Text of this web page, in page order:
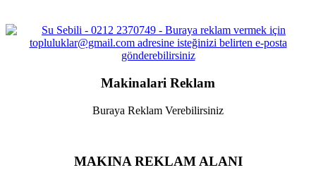
Makinalari Reklam
Buraya Reklam Verebilirsiniz
MAKINA REKLAM ALANI